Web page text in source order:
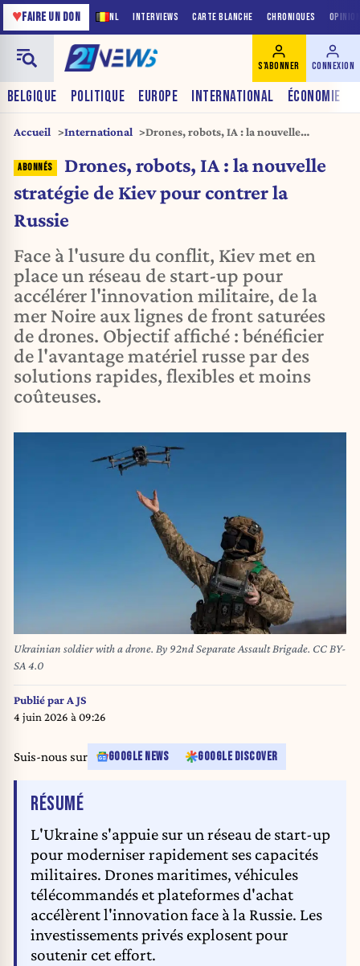
NL INTERVIEWS CARTE BLANCHE CHRONIQUES
♥FAIRE UN DON
BELGIQUE POLITIQUE EUROPE INTERNATIONAL ÉCONOMIE
S'ABONNER CONNEXION
Accueil International
Drones, robots, IA : la nouvelle
Drones, robots, IA : la nouvelle
stratégie de Kiev pour contrer la
Russie
Face à l'usure du conflit, Kiev met en
place un réseau de start-up pour
accélérer l'innovation militaire, de la
mer Noire aux lignes de front saturées
de drones. Objectif affiché : bénéficier
de l'avantage matériel russe par des
solutions rapides, flexibles et moins
coûteuses.
Ukrainian soldier with a drone. By 92nd Separate Assault Brigade. CC BY-
SA 4.0
Publié parA JS
4 juin 2026 à 09:26
Suis-nous sur GOOGLE NEWS GOOGLE DISCOVER
RÉSUMÉDE L'ARTICLE
L'Ukraine s'appuie sur un réseau de start-up
pour moderniser rapidement ses capacités
militaires. Drones maritimes, véhicules
télécommandés et plateformes d'achat
accélèrent l'innovation face à la Russie. Les
investissements privés explosent pour
soutenir cet effort.